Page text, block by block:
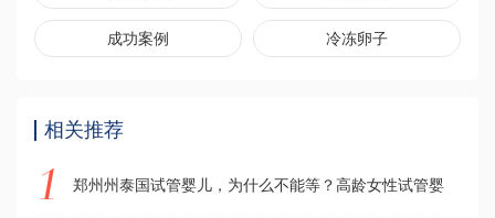
成功案例 冷冻卵子
相关推荐
郑州州泰国试管婴儿，为什么不能等？高龄女性试管婴儿失败